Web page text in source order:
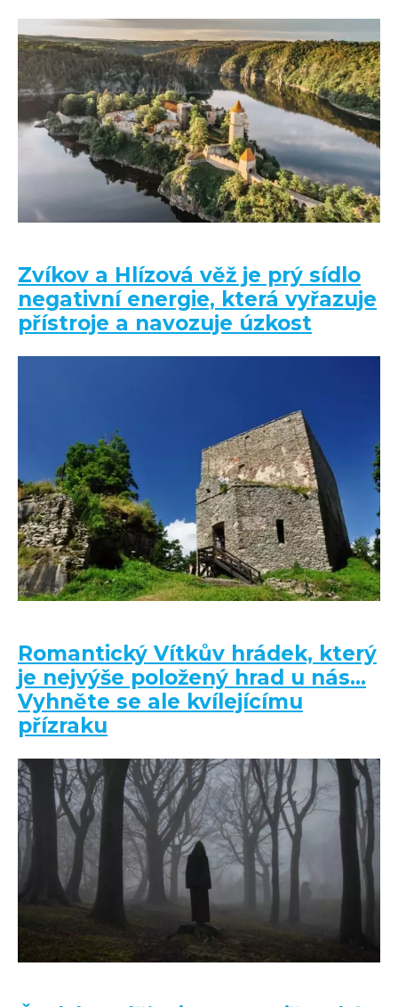
Zvíkov a Hlízová věž je prý sídlo
negativní energie, která vyřazuje
přístroje a navozuje úzkost
Romantický Vítkův hrádek, který
je nejvýše položený hrad u nás…
Vyhněte se ale kvílejícímu
přízraku